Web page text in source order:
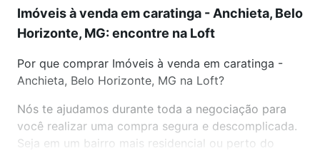
Imóveis à venda em caratinga - Anchieta, Belo
Horizonte, MG: encontre na Loft
Por que comprar Imóveis à venda em caratinga -
Anchieta, Belo Horizonte, MG na Loft?
Nós te ajudamos durante toda a negociação para
você realizar uma compra segura e descomplicada.
Seja em um bairro mais residencial ou perto do